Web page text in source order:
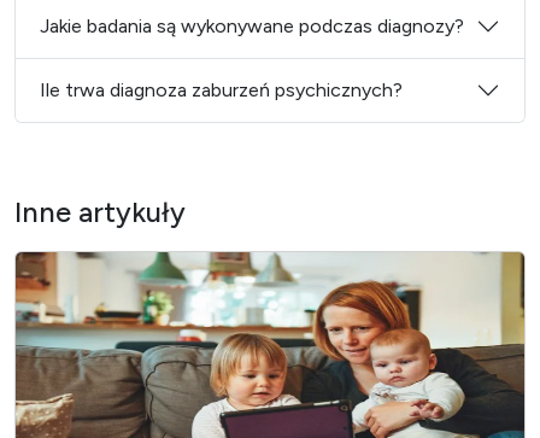
Jakie badania są wykonywane podczas diagnozy?
Ile trwa diagnoza zaburzeń psychicznych?
Inne artykuły